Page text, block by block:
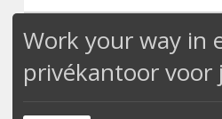
Work your way in
privékantoor voor